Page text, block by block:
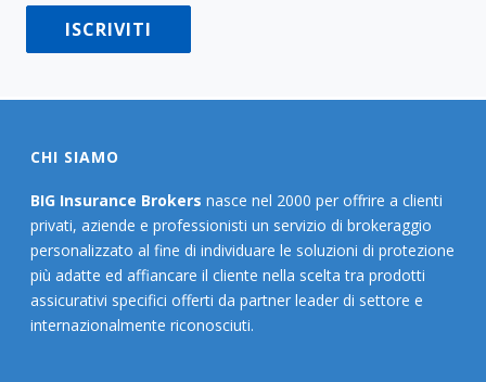
CHI SIAMO
BIG Insurance Brokers nasce nel 2000 per offrire a clienti
privati, aziende e professionisti un servizio di brokeraggio
personalizzato al fine di individuare le soluzioni di protezione
più adatte ed affiancare il cliente nella scelta tra prodotti
assicurativi specifici offerti da partner leader di settore e
internazionalmente riconosciuti.